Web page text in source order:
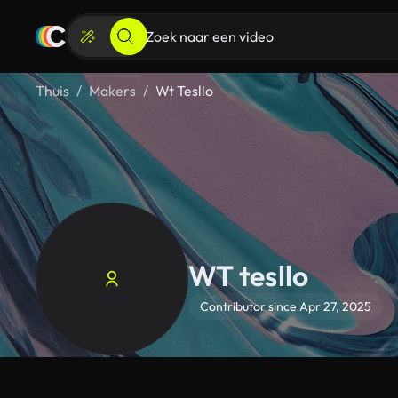
Thuis Makers Wt Tesllo
WT tesllo
Contributor since Apr 27, 2025